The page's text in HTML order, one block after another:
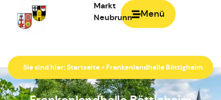
Menü
Markt
Neubrunn
Zur Startseite
Sie sind hier:Startseite » Frankenlandhalle Böttigheim